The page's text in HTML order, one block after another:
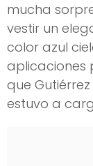
mucha
vestir un
color azul
aplicaciones
que
estuvo a